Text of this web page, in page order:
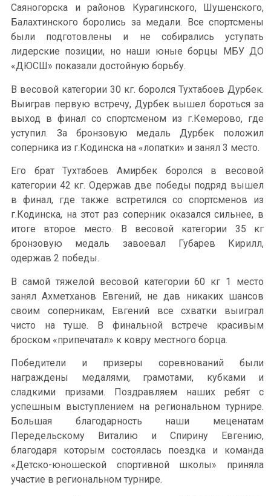
Саяногорска и районов Курагинского, Шушенского,
Балахтинского боролись за медали. Все спортсмены
были подготовлены и не собирались уступать
лидерские позиции, но наши юные борцы МБУ ДО
«ДЮСШ» показали достойную борьбу.
В весовой категории 30 кг. боролся Тухтабоев Дурбек.
Выиграв первую встречу, Дурбек вышел бороться за
выход в финал со спортсменом из г.Кемерово, где
уступил. За бронзовую медаль Дурбек положил
соперника из г.Кодинска на «лопатки» и занял 3 место.
Его брат Тухтабоев Амирбек боролся в весовой
категории 42 кг. Одержав две победы подряд вышел
в финал, где также встретился со спортсменов из
г.Кодинска, на этот раз соперник оказался сильнее, в
итоге второе место. В весовой категории 35 кг
бронзовую медаль завоевал Губарев Кирилл,
одержав 2 победы.
В самой тяжелой весовой категории 60 кг 1 место
занял Ахметханов Евгений, не дав никаких шансов
своим соперникам, Евгений все схватки выиграл
чисто на туше. В финальной встрече красивым
броском «припечатал» к ковру местного борца.
Победители и призеры соревнований были
награждены медалями, грамотами, кубками и
сладкими призами. Поздравляем наших ребят с
успешным выступлением на региональном турнире.
Большая благодарность наши меценатам
Передельскому Виталию и Спирину Евгению,
благодаря которым состоялась поездка и команда
«Детско-юношеской спортивной школы» приняла
участие в региональном турнире.